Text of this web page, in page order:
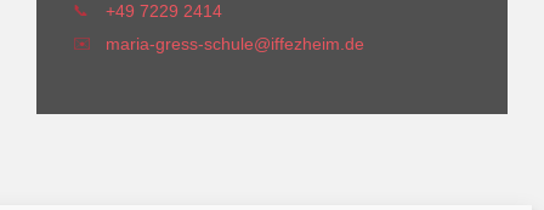
📞
+49 7229 2414
✉️
maria-gress-schule@iffezheim.de